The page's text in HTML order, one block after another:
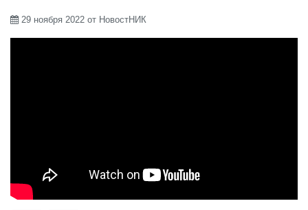
CAN
 29 ноября 2022 от НовостНИК